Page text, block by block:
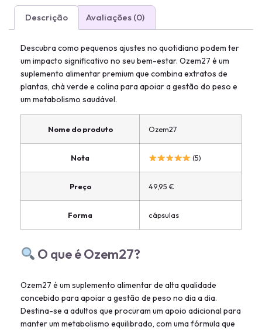
Descrição Avaliações (0)
Descubra como pequenos ajustes no quotidiano podem ter
um impacto significativo no seu bem-estar. Ozem27 é um
suplemento alimentar premium que combina extratos de
plantas, chá verde e colina para apoiar a gestão do peso e
um metabolismo saudável.
Nome do produto Ozem27
Nota (5)
Preço 49,95 €
Forma cápsulas
O que é Ozem27?
Ozem27 é um suplemento alimentar de alta qualidade
concebido para apoiar a gestão de peso no dia a dia.
Destina-se a adultos que procuram um apoio adicional para
manter um metabolismo equilibrado, com uma fórmula que